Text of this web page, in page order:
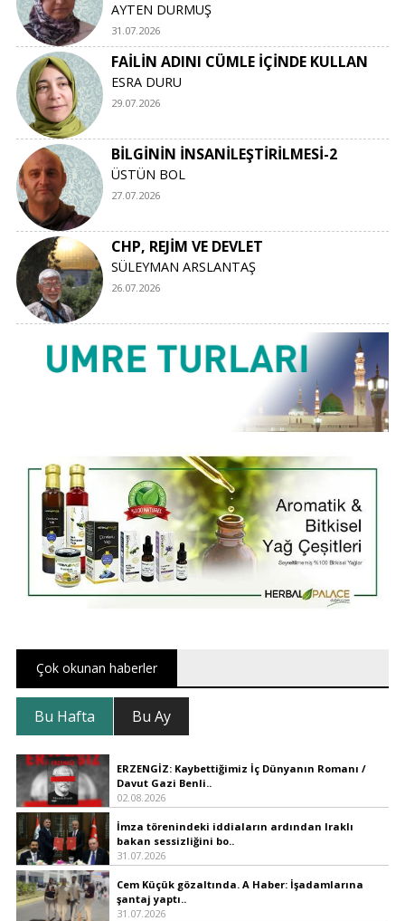
AYTEN DURMUŞ
31.07.2026
FAİLİN ADINI CÜMLE İÇİNDE KULLAN
ESRA DURU
29.07.2026
BİLGİNİN İNSANİLEŞTİRİLMESİ-2
ÜSTÜN BOL
27.07.2026
CHP, REJİM VE DEVLET
SÜLEYMAN ARSLANTAŞ
26.07.2026
Çok okunan haberler
Bu Hafta Bu Ay
ERZENGİZ: Kaybettiğimiz İç Dünyanın Romanı /
Davut Gazi Benli..
02.08.2026
İmza törenindeki iddiaların ardından Iraklı
bakan sessizliğini bo..
31.07.2026
Cem Küçük gözaltında. A Haber: İşadamlarına
şantaj yaptı..
31.07.2026